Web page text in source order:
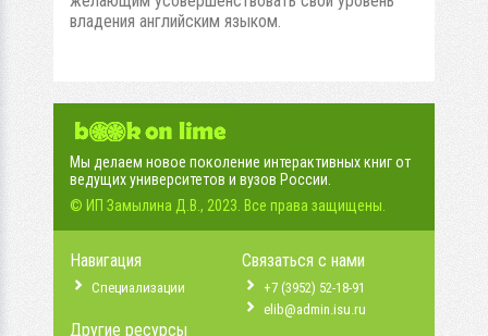
владения английским языком.
Мы делаем новое поколение интерактивных книг от
ведущих университетов и вузов России.
© ИП Замылина Д.В., 2023. Все права защищены.
Навигация
Специализации
Другие ресурсы
Связаться с нами
+7 (3952) 52-18-91
elib@admin.isu.ru